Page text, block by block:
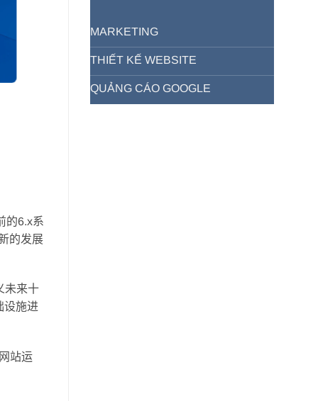
的6.x系
的发展
未来十
设施进
站运
MARKETING
THIẾT KẾ WEBSITE
QUẢNG CÁO GOOGLE